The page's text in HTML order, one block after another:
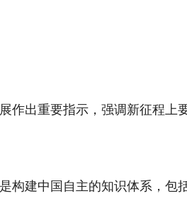
作出重要指示，强调新征程上
建中国自主的知识体系，包